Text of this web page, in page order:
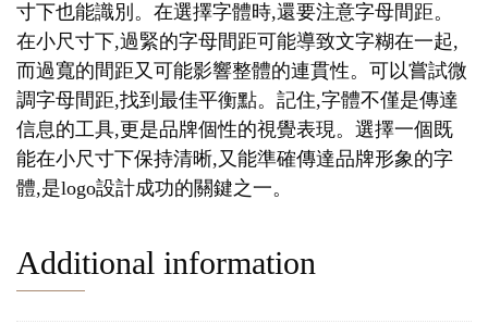
寸下也能識別。在選擇字體時,還要注意字母間距。
在小尺寸下,過緊的字母間距可能導致文字糊在一起,
而過寬的間距又可能影響整體的連貫性。可以嘗試微
調字母間距,找到最佳平衡點。記住,字體不僅是傳達
信息的工具,更是品牌個性的視覺表現。選擇一個既
能在小尺寸下保持清晰,又能準確傳達品牌形象的字
體,是logo設計成功的關鍵之一。
Additional information